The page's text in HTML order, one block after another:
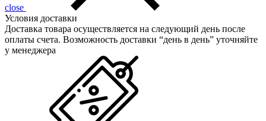
close
Условия доставки
Доставка товара осуществляется на следующий день после
оплаты счета. Возможность доставки “день в день” уточняйте
у менеджера